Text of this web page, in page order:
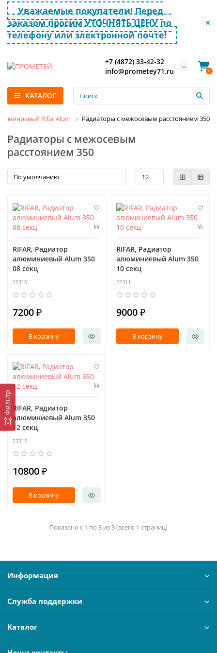
Уважаемые покупатели! Перед
заказом просим УТОЧНЯТЬ ЦЕНУ по
телефону или электронной почте!
+7 (4872) 33-42-32
info@prometey71.ru
0
КАТАЛОГ
Rifar Alum Радиаторы с межосевым расстоянием 350
Радиаторы с межосевым
расстоянием 350
Фильтр
RIFAR, Радиатор
алюминиевый Alum 350
08 секц
22310
7200 ₽
В корзину
RIFAR, Радиатор
алюминиевый Alum 350
10 секц
22311
9000 ₽
В корзину
RIFAR, Радиатор
алюминиевый Alum 350
12 секц
22312
10800 ₽
В корзину
Показано с 1 по 3 из 3 (всего 1 страниц)
Информация
Служба поддержки
Каталог